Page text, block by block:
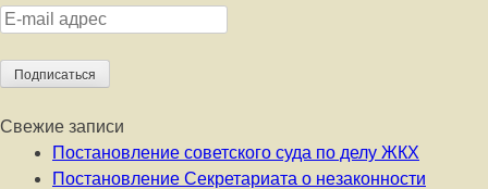
E-mail адрес
Подписаться
Свежие записи
Постановление советского суда по делу ЖКХ
Постановление Секретариата о незаконности